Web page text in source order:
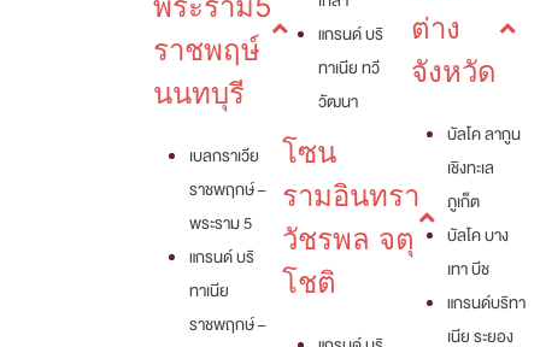
พระราม5
ราชพฤษ์
นนทบุรี
เบลกราเวีย
ราชพฤกษ์ –
พระราม 5
แกรนด์ บริ
ทาเนีย
ราชพฤกษ์ –
แกรนด์ บริ
ทาเนีย ทวี
วัฒนา
โซน
รามอินทรา
วัชรพล จตุ
โชติ
ต่าง
จังหวัด
บัลโค ลากูน
เชิงทะเล
ภูเก็ต
บัลโค บาง
เทา บีช
แกรนด์บริทา
เนีย ระยอง